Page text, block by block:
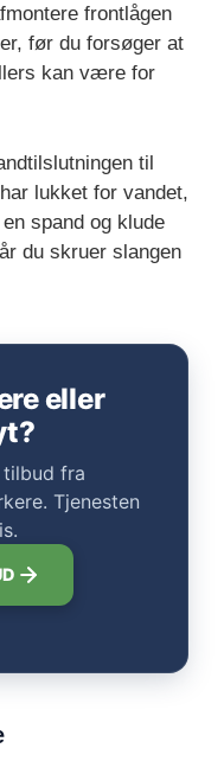
frontlågen
før du forsøger at
kan være for
til
lukket for vandet,
spand og klude
du skruer slangen
eller
fra
Tjenesten